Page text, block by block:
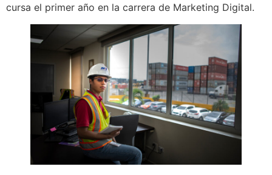
cursa el primer año en la carrera de Marketing Digital.